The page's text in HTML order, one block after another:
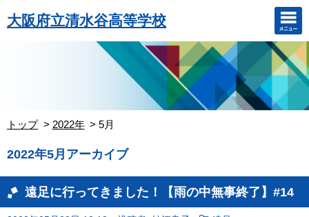
大阪府立清水谷高等学校
トップ 2022年 5月
2022年5月アーカイブ
遠足に行ってきました！【雨の中無事終了】#14